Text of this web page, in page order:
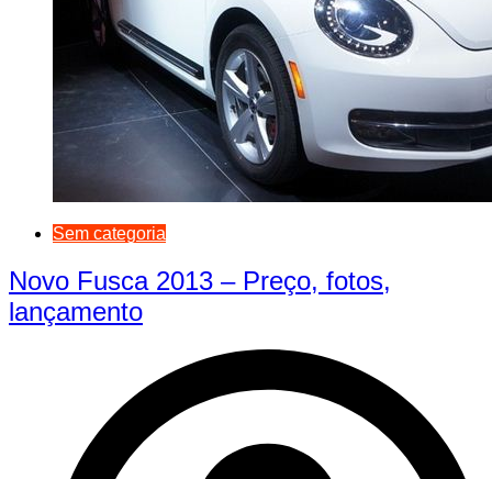
Sem categoria
Novo Fusca 2013 – Preço, fotos,
lançamento